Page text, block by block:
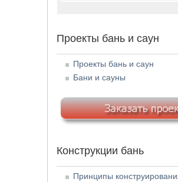
Проекты бань и саун
Проекты бань и саун
Бани и сауны
Конструкции бань
Принципы